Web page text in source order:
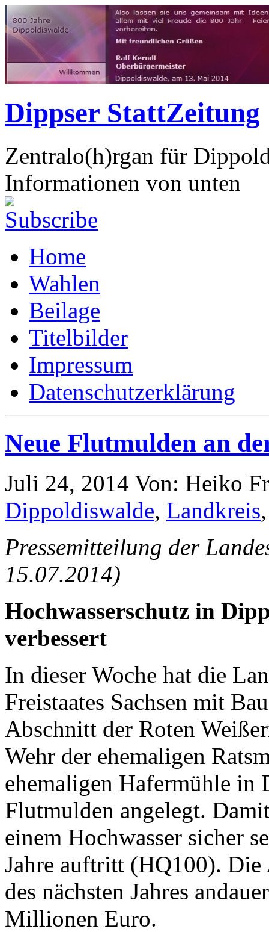
Dippser StattZeitung
Zentralo(h)rgan für
Informationen von unten
Home
Wahlen
Beilage
Titelbilder
Impressum
Datenschutzerklärung
Neue Flutmulden an
Juli 24, 2014 Von: Heiko
Dippoldiswalde, Landkreis
Pressemitteilung der
15.07.2014)
Hochwasserschutz in
verbessert
In dieser Woche hat die
Freistaates Sachsen mit
Abschnitt der Roten
Wehr der ehemaligen
ehemaligen Hafermühle in
Flutmulden angelegt.
einem Hochwasser sicher
Jahre auftritt (HQ100).
des nächsten Jahres
Millionen Euro.